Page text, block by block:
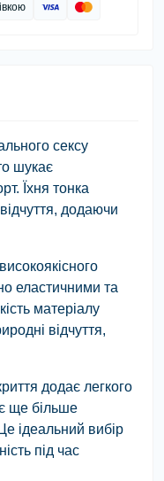
сексу
шукає
Їхня тонка
додаючи
еластичними та
матеріалу
відчуття,
додає легкого
ще більше
ідеальний вибір
під час